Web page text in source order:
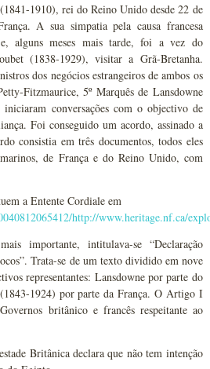
1910), rei do Reino Unido desde 22 de
A sua simpatia pela causa francesa
e, alguns meses mais tarde, foi a vez do
(1838-1929), visitar a Grã-Bretanha.
dos negócios estrangeiros de ambos os
Fitzmaurice, 5º Marquês de Lansdowne
conversações com o objectivo de
Foi conseguido um acordo, assinado a
consistia em três documentos, todos eles
de França e do Reino Unido, com
a Entente Cordiale em
http://www.heritage.nf.ca/
importante, intitulava-se “Declaração
Trata-se de um texto dividido em nove
representantes: Lansdowne por parte do
1924) por parte da França. O Artigo I
britânico e francês respeitante ao
Britânica declara que não tem intenção